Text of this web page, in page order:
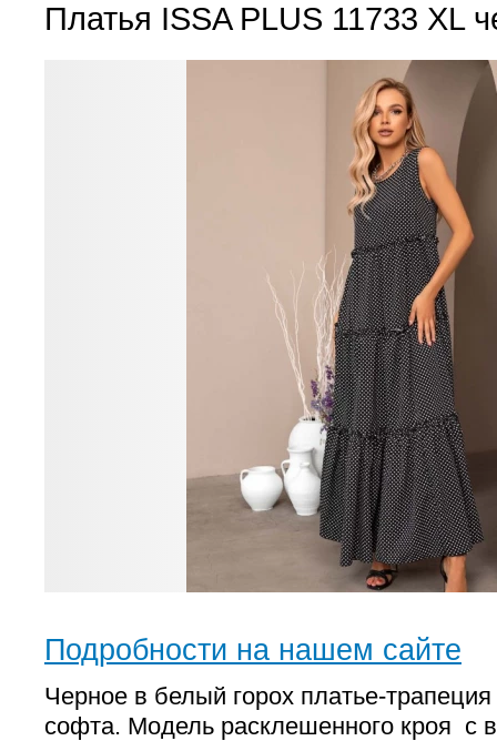
Платья ISSA PLUS 11733 XL
Подробности на нашем сайте
Черное в белый горох платье-
софта. Модель расклешенного кроя с